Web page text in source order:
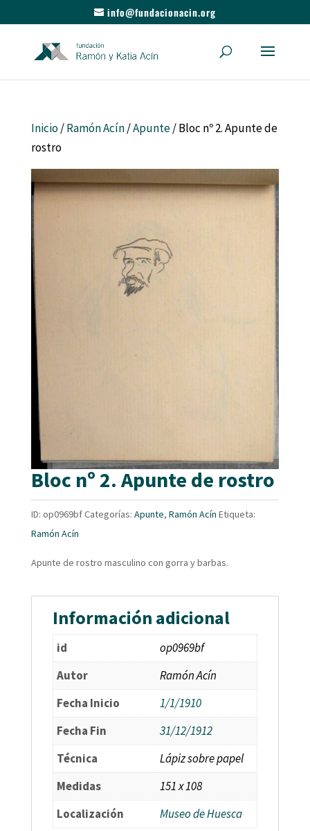
info@fundacionacin.org
Inicio/Ramón Acín/Apunte/ Bloc nº 2. Apunte de
rostro
Bloc nº 2. Apunte de rostro
ID: op0969bfCategorías: Apunte, Ramón Acín Etiqueta:
Ramón Acín
Apunte de rostro masculino con gorra y barbas.
Información adicional
id
op0969bf
Autor
Ramón Acín
Fecha Inicio
1/1/1910
Fecha Fin
31/12/1912
Técnica
Lápiz sobre papel
Medidas
151 x 108
Localización
Museo de Huesca